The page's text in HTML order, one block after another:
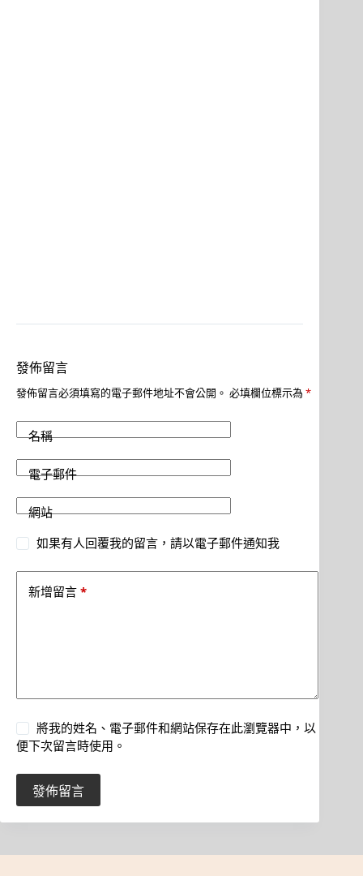
發佈留言
發佈留言必須填寫的電子郵件地址不會公開。 必填欄位標示為 *
名稱
電子郵件
網站
如果有人回覆我的留言，請以電子郵件通知我
新增留言 *
將我的姓名、電子郵件和網站保存在此瀏覽器中，以
便下次留言時使用。
發佈留言